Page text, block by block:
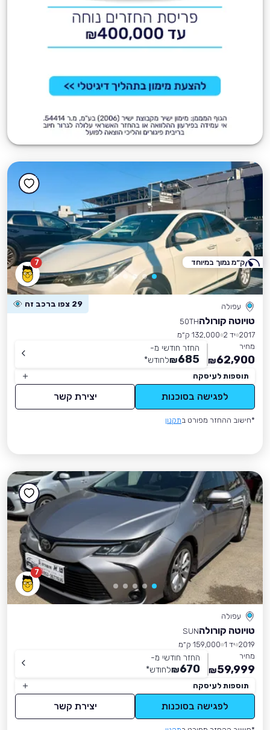
7
עפולה 29 צפו ברכב זה
טויוטה קורולה50TH
2017 יד 2
132,000 ק״מ
מחיר
62,900
₪
החזר חודשי מ-
685
₪לחודש*
תוספות לעיסקה
לפגישה בסוכנות יצירת קשר
*חישוב ההחזר מפורט בתקנון
ק״מ נמוך במיוחד
7
עפולה
טויוטה קורולהSUN
2019 יד 1
159,000 ק״מ
מחיר
59,999
₪
החזר חודשי מ-
670
₪לחודש*
תוספות לעיסקה
לפגישה בסוכנות יצירת קשר